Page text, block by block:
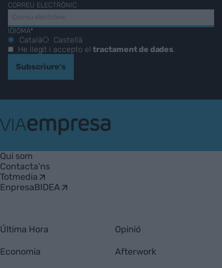
CORREU ELECTRÒNIC
IDIOMA*
Català
Castellà
He llegit i accepto eltractament de dades.
Subscriure's
Empresa
Qui som
Contacta'ns
Totmedia
EnpresaBIDEA
Última Hora
Economia
Opinió
Afterwork